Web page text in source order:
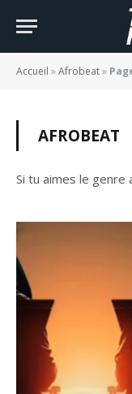
Accueil »Afrobeat»
AFROBEAT
Si tu aimes le